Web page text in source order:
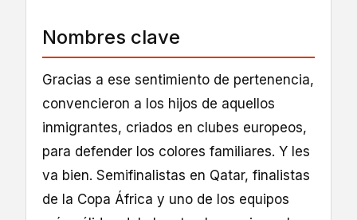
Nombres clave
Gracias a ese sentimiento de pertenencia,
convencieron a los hijos de aquellos
inmigrantes, criados en clubes europeos,
para defender los colores familiares. Y les
va bien. Semifinalistas en Qatar, finalistas
de la Copa África y uno de los equipos